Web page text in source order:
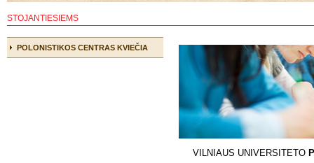
STOJANTIESIEMS
POLONISTIKOS CENTRAS KVIEČIA
VILNIAUS UNIVERSITETO